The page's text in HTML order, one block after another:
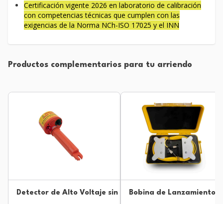
Certificación vigente 2026 en laboratorio de calibración
con competencias técnicas que cumplen con las
exigencias de la Norma NCh-ISO 17025 y el INN
Productos complementarios para tu arriendo
Detector de Alto Voltaje sin Contacto AEMC 275HVD
Bobina de Lanzamiento